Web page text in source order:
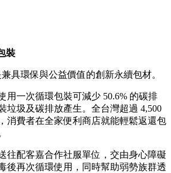
裝
具環保與公益價值的創新永續包材。
用一次循環包裝可減少 50.6% 的碳排
垃圾及碳排放產生。全台灣超過 4,500
消費者在全家便利商店就能輕鬆返還包
往配客嘉合作社服單位，交由身心障礙
後再次循環使用，同時幫助弱勢族群透